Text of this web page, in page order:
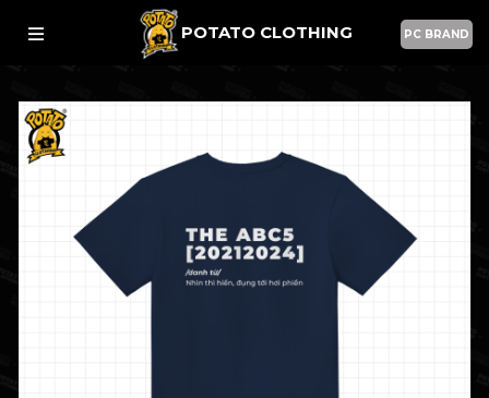
POTATO CLOTHING PC BRAND